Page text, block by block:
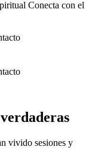
Conecta con el
vivido sesiones y